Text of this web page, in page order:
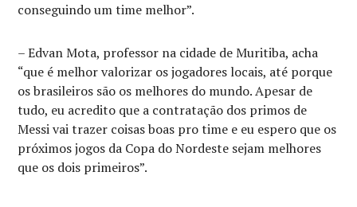
conseguindo um time melhor”.
– Edvan Mota, professor na cidade de Muritiba, acha
“que é melhor valorizar os jogadores locais, até porque
os brasileiros são os melhores do mundo. Apesar de
tudo, eu acredito que a contratação dos primos de
Messi vai trazer coisas boas pro time e eu espero que os
próximos jogos da Copa do Nordeste sejam melhores
que os dois primeiros”.